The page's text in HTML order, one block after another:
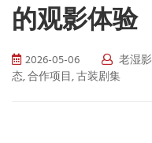
的观影体验
2026-05-06 老湿
态, 合作项目, 古装剧集